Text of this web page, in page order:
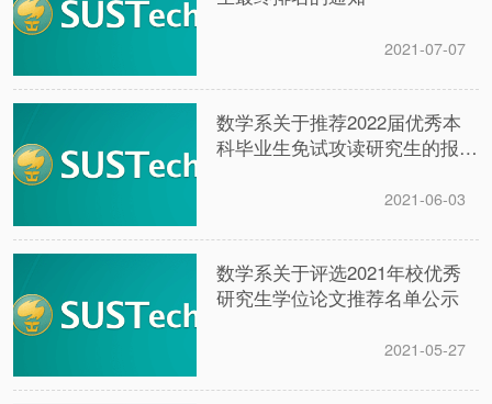
2021-07-07
数学系关于推荐2022届优秀本
科毕业生免试攻读研究生的报名
2021-06-03
数学系关于评选2021年校优秀
研究生学位论文推荐名单公示
2021-05-27